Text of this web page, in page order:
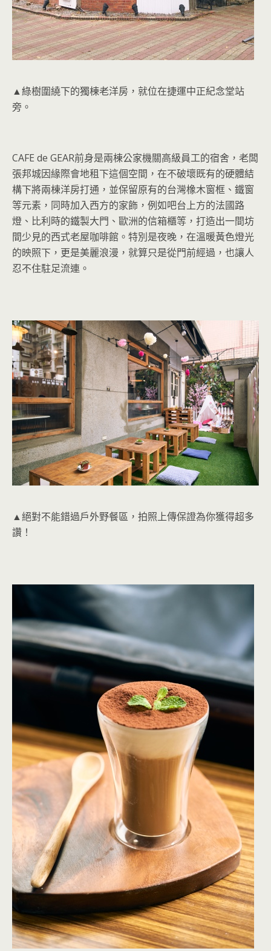
▲綠樹圍繞下的獨棟老洋房，就位在捷運中正紀念堂站
旁。
CAFE de GEAR前身是兩棟公家機關高級員工的宿舍，老闆
張邦城因緣際會地租下這個空間，在不破壞既有的硬體結
構下將兩棟洋房打通，並保留原有的台灣橡木窗框、鐵窗
等元素，同時加入西方的家飾，例如吧台上方的法國路
燈、比利時的鐵製大門、歐洲的信箱櫃等，打造出一間坊
間少見的西式老屋咖啡館。特別是夜晚，在溫暖黃色燈光
的映照下，更是美麗浪漫，就算只是從門前經過，也讓人
忍不住駐足流連。
▲絕對不能錯過戶外野餐區，拍照上傳保證為你獲得超多
讚！